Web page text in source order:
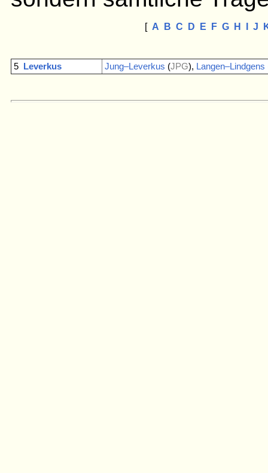
[ A B C D E F G H J
5 Leverkus Jung–Leverkus (JPG), Langen–Lindgens